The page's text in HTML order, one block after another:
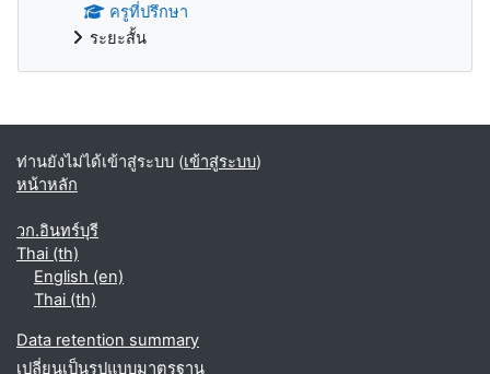
ครูที่ปรึกษา
ระยะสั้น
บล็อค
ท่านยังไม่ได้เข้าสู่ระบบ (เข้าสู่ระบบ)
หน้าหลัก
วก.อินทร์บุรี
Thai ‎(th)‎
English ‎(en)‎
Thai ‎(th)‎
Data retention summary
เปลี่ยนเป็นรูปแบบมาตรฐาน